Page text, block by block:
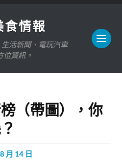
情報
活新聞、電玩汽車
資訊。
（帶圖），你
月 14 日